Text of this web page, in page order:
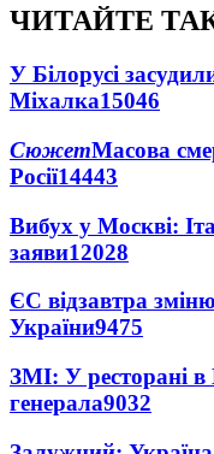
ЧИТАЙТЕ
У Білорусі
Міхалка15046
СюжетМасова
Росії14443
Вибух у Москві:
заяви12028
ЄС відзавтра
України9475
ЗМІ: У ресторані в
генерала9032